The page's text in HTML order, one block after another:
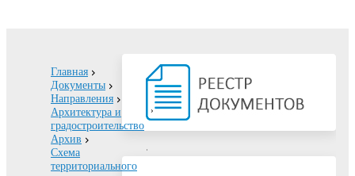
Главная
Документы
Направления
Архитектура и
градостроительство
Архив
Схема
территориального